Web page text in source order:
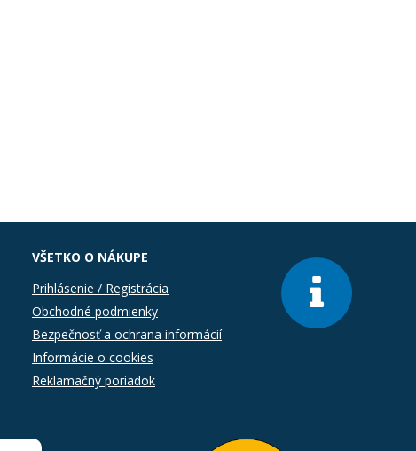
VŠETKO O NÁKUPE
Prihlásenie / Registrácia
Obchodné podmienky
Bezpečnosť a ochrana informácií
Informácie o cookies
Reklamačný poriadok